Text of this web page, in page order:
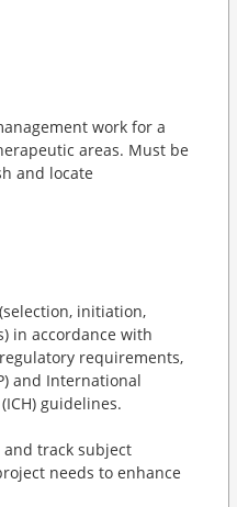
work for a
areas. Must be
and locate
initiation,
in accordance with
requirements,
and International
guidelines.
track subject
needs to enhance